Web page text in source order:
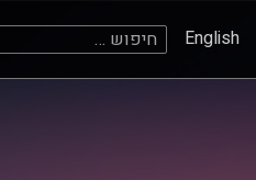
English חיפוש: